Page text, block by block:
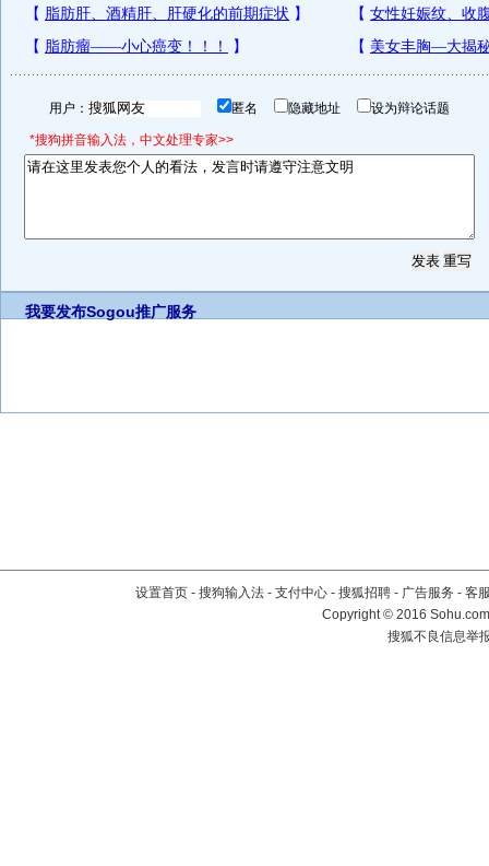
用户： 匿名 隐藏地址 设为辩论话题
*搜狗拼音输入法，中文处理专家>>
我要发布Sogou推广服务
设置首页 - 搜狗输入法 - 支付中心 - 搜狐招聘 - 广告服务 - 客
Copyright©2016
搜狐不良信息举